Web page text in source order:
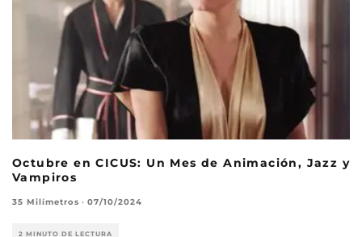
Octubre en CICUS: Un Mes de Animación, Jazz y
Vampiros
35 Milímetros · 07/10/2024
2 MINUTO DE LECTURA